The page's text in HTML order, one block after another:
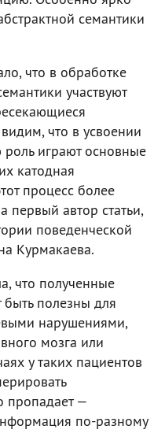
семантики
что в обработке
участвуют
что в усвоении
играют основные
катодная
процесс более
первый автор статьи,
поведенческой
Курмакаева.
что полученные
быть полезны для
нарушениями,
мозга или
у таких пациентов
пропадает —
по-разному